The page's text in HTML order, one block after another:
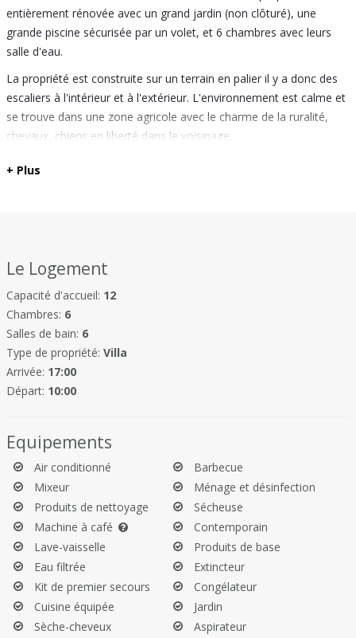
entièrement rénovée avec un grand jardin (non clôturé), une
grande piscine sécurisée par un volet, et 6 chambres avec leurs
salle d'eau.
La propriété est construite sur un terrain en palier il y a donc des
escaliers à l'intérieur et à l'extérieur. L'environnement est calme et
se trouve dans une zone agricole avec le charme de la ruralité,
chevaux, chiens en liberté dans le voisinage.
La villa view, se trouve à 3 km environ du village de Lourmarin, au
devant une vue époustouflante sur la campagne environnante.
Voici la répartition des chambres :
Bâtisse principale :
Cuisine
séjour
toilette
1 chambre à l'étage avec sa salle d'eau, toilette (attention la
rambarde des escaliers n'est pas sécurisée)
1 chambre en rez-de-chaussée avec sa salle d'eau, toilette
Annexes :
Annexe 1 :
- une chambre avec lit en 160 cm et sa salle d'eau, toilette
Annexe 2 :
- une chambre avec 2 lits de 90 cm et sa salle d'eau, toilette
+ Plus
Le Logement
Capacité d'accueil: 12
Chambres: 6
Salles de bain: 6
Type de propriété: Villa
Arrivée: 17:00
Départ: 10:00
Equipements
Air conditionné
Barbecue
Mixeur
Ménage et désinfection
Produits de nettoyage
Sécheuse
Machine à café
Contemporain
Lave-vaisselle
Produits de base
Eau filtrée
Extincteur
Kit de premier secours
Congélateur
Cuisine équipée
Jardin
Sèche-cheveux
Aspirateur